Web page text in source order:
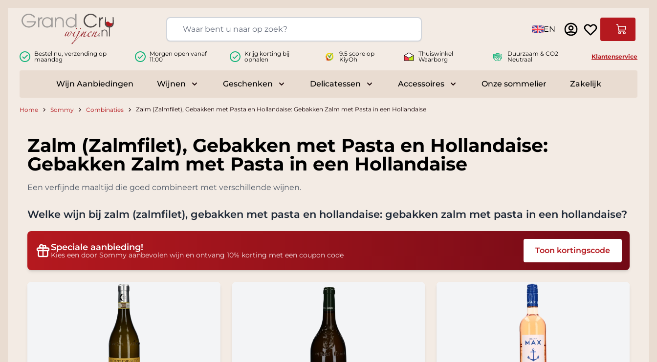
Taal EN
Bestel nu, verzending op
maandag
Morgen open vanaf
11:00
Krijg korting bij
ophalen
9.5 score op
KiyOh
Thuiswinkel
Waarborg
Duurzaam & CO2
Neutraal
Klantenservice
Wijn Aanbiedingen Wijnen
Toggle submenu for Wijnen
Geschenken
Toggle submenu for Geschenken
Delicatessen
Toggle submenu for Delicatessen
Accessoires
Toggle submenu for Accessoires
Onze sommelier Zakelijk
Home Sommy Combinaties Zalm (Zalmfilet), Gebakken met Pasta en Hollandaise: Gebakken Zalm met Pasta in een Hollandaise
Zalm (Zalmfilet), Gebakken met Pasta en Hollandaise:
Gebakken Zalm met Pasta in een Hollandaise
Een verfijnde maaltijd die goed combineert met verschillende wijnen.
Welke wijn bij zalm (zalmfilet), gebakken met pasta en hollandaise: gebakken zalm met pasta in een hollandaise?
Speciale aanbieding!
Kies een door Sommy aanbevolen wijn en ontvang 10% korting met een coupon code Toon kortingscode